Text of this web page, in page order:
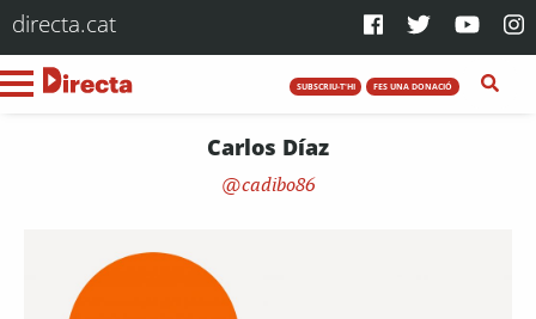
directa.cat
SUBSCRIU-T'HI FES UNA DONACIÓ
Carlos Díaz
cadibo86